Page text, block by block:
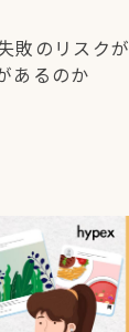
敗のリスクが
あるのか